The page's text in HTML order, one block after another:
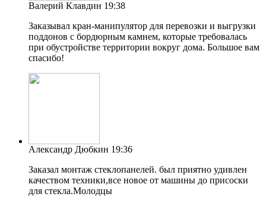
Валерий Клавдин 19:38
Заказывал кран-манипулятор для перевозки и выгрузки
поддонов с бордюрным камнем, которые требовалась
при обустройстве территории вокруг дома. Большое вам
спасибо!
Александр Дюбкин 19:36
Заказал монтаж стеклопанелей. был приятно удивлен
качеством техники,все новое от машины до присоски
для стекла.Молодцы